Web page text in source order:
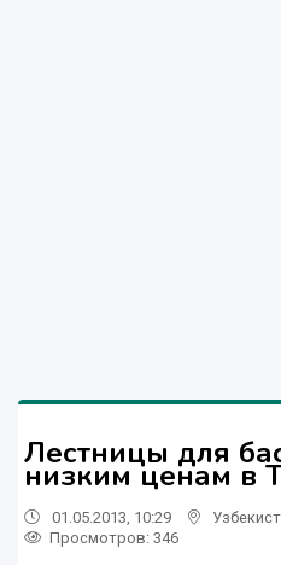
Лестницы для
низким ценам в
01.05.2013, 10:29
Просмотров: 346